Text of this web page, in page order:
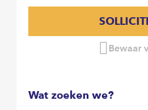
Bewaar
Wat zoeken we?